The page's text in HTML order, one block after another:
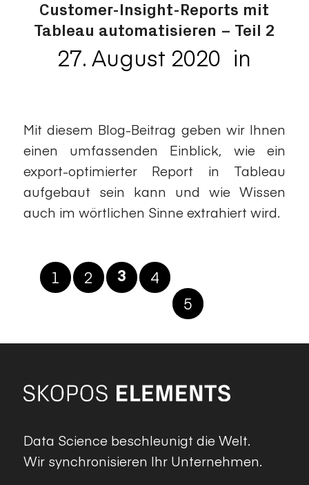
Customer-Insight-Reports mit
Tableau automatisieren – Teil 2
27. August 2020 in
Mit diesem Blog-Beitrag geben wir Ihnen
einen umfassenden Einblick, wie ein
export-optimierter Report in Tableau
aufgebaut sein kann und wie Wissen
auch im wörtlichen Sinne extrahiert wird.
1 2 3
4
5
Data Science beschleunigt die Welt.
Wir synchronisieren Ihr Unternehmen.